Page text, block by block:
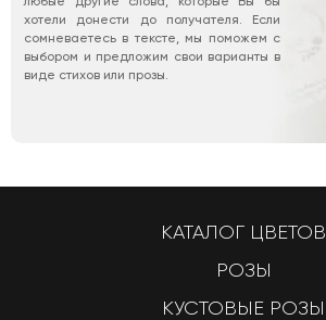
хотели донести до получателя. Если
сомневаетесь в тексте, мы поможем с
выбором и предложим свои варианты в
виде стихов или прозы.
КАТАЛОГ ЦВЕТОВ
РОЗЫ
КУСТОВЫЕ РОЗЫ